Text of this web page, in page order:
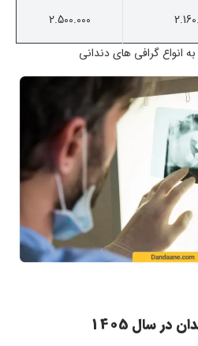
2.500.000
انواع گرافی های دندانی
سال 1405